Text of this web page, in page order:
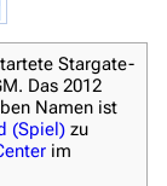
Stargate-
Das 2012
Namen ist
(Spiel) zu
im